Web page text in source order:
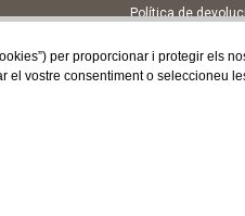
per proporcionar i protegir els
el vostre consentiment o
Política de